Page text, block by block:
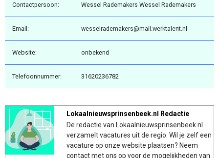
Contactpersoon: Wessel Rademakers Wessel Rademakers
Email: wesselrademakers@mail.werktalent.nl
Website: onbekend
Telefoonnummer: 31620236782
Lokaalnieuwsprinsenbeek.nl Redactie
De redactie van Lokaalnieuwsprinsenbeek.nl
verzamelt vacatures uit de regio. Wil je zelf een
vacature op onze website plaatsen? Neem
contact met ons op voor de mogelijkheden van